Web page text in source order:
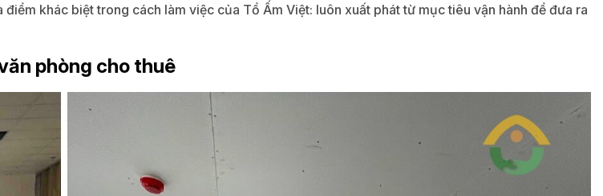
điểm khác biệt trong cách làm việc của Tổ Ấm Việt: luôn xuất phát từ mục tiêu vận hành để đưa ra
phòng cho thuê